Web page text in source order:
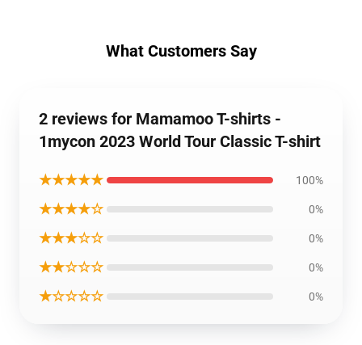
What Customers Say
2 reviews for Mamamoo T-shirts -
1mycon 2023 World Tour Classic T-shirt
★★★★★ 100%
★★★★☆ 0%
★★★☆☆ 0%
★★☆☆☆ 0%
★☆☆☆☆ 0%